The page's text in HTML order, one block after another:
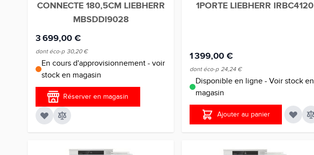
CONNECTE 180,5CM LIEBHERR
MBSDDI9028
3 699,00 €
dont éco-p 30,20 €
En cours d'approvisionnement - voir
stock en magasin
Réserver en magasin
1PORTE LIEBHERR IRBC4120
1 399,00 €
dont éco-p 24,24 €
Disponible en ligne - Voir stock en
magasin
Ajouter au panier